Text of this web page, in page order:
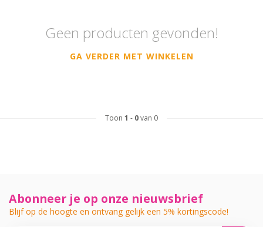
Geen producten gevonden!
GA VERDER MET WINKELEN
Toon 1 - 0van 0
Abonneer je op onze nieuwsbrief
Blijf op de hoogte en ontvang gelijk een 5% kortingscode!